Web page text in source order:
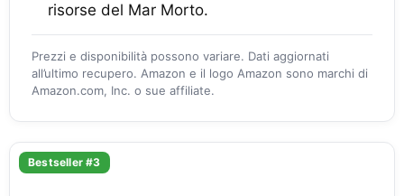
risorse del Mar Morto.
Prezzi e disponibilità possono variare. Dati aggiornati
all’ultimo recupero. Amazon e il logo Amazon sono marchi di
Amazon.com, Inc. o sue affiliate.
Bestseller #3